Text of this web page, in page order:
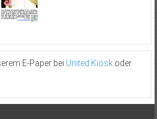
E-Paper bei United Kioskoder